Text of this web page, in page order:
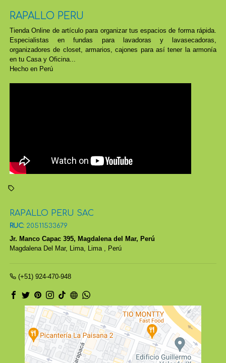
RAPALLO PERU
Tienda Online de artículo para organizar tus espacios de forma rápida.
Especialistas en fundas para lavadoras y lavasecadoras,
organizadores de closet, armarios, cajones para así tener la armonía
en tu Casa y Oficina...
Hecho en Perú
RAPALLO PERU SAC
RUC: 20511533679
Jr. Manco Capac 395, Magdalena del Mar, Perú
Magdalena Del Mar,
Lima, Lima Perú
(+51) 924-470-948